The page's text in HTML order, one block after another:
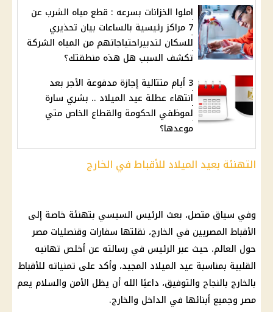
املوا الخزانات بسرعه : قطع مياه الشرب عن
7 مراكز رئيسية بالساعات بيان تحذيري
للسكان لتدبيراحتياجاتهم من المياه الشركة
تكشف السبب هل هذه منطقتك؟
3 أيام متتالية إجازة مدفوعة الأجر بعد
انتهاء عطلة عيد الميلاد .. بشري سارة
لموظفي الحكومة والقطاع الخاص متي
موعدها؟
التهنئة بعيد الميلاد للأقباط في الخارج
وفي سياق متصل، بعث الرئيس السيسي بتهنئة خاصة إلى
الأقباط المصريين في الخارج، نقلتها سفارات وقنصليات مصر
حول العالم. حيث عبر الرئيس في رسالته عن أخلص تهانيه
القلبية بمناسبة عيد الميلاد المجيد، وأكد على تمنياته للأقباط
بالخارج بالنجاح والتوفيق، داعيًا الله أن يظل الأمن والسلام يعم
مصر وجميع أبنائها في الداخل والخارج.